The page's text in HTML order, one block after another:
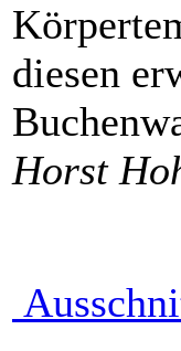
diesen
Horst